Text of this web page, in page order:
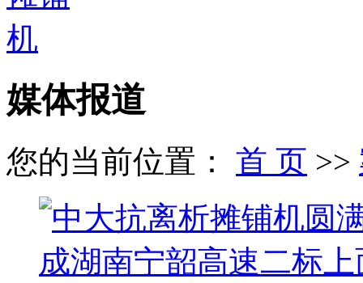
媒体报道
您的当前位置： 首 页 >>